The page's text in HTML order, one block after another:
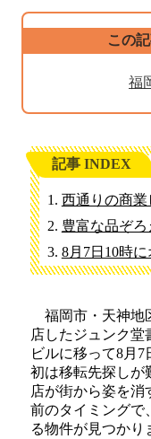
この
福
記事 INDEX
西通りの商
豊富な品ぞろ
8月7日10時
福岡市・天神地
店したジュンク堂
ビルに移って8月
初は移転先探しが
店が街から姿を消
前のタイミングで
る物件が見つかり